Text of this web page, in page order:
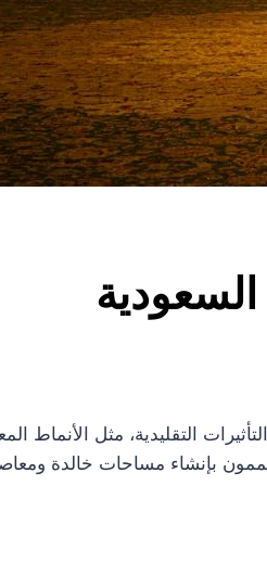
التقليدية، مثل الأنماط
بإنشاء مساحات خالدة